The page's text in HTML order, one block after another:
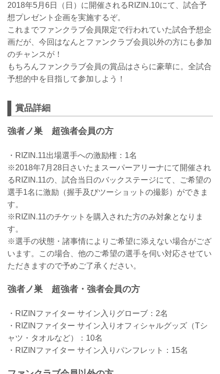
2018年5月6日（日）に開催されるRIZIN.10にて、試合予
想プレゼント企画を実施するぞ。
これまでファンクラブ会員限定で行われていた試合予想企
画だが、今回はなんとファンクラブ会員以外の方にも参加
のチャンスが！
もちろんファンクラブ会員の賞品はさらに豪華に。全試合
予想的中を目指して参加しよう！
賞品詳細
強者ノ巣 超強者会員の方
・RIZIN.11出場選手への激励権：1名
※2018年7月28日さいたまスーパーアリーナにて開催され
るRIZIN.11の、試合当日のバックステージにて、ご希望の
選手1名に激励（握手及びツーショットの撮影）ができま
す。
※RIZIN.11のチケットを購入された方のみ対象となりま
す。
※選手の状態・諸事情によりご希望に添えない場合がござ
います。この場合、他のご希望の選手を伺い対応させてい
ただきますので予めご了承ください。
強者ノ巣 超強者・強者会員の方
・RIZINファイター サイン入りグローブ：2名
・RIZINファイター サイン入りオフィシャルグッズ（Tシ
ャツ・タオルなど）：10名
・RIZINファイター サイン入りパンフレット：15名